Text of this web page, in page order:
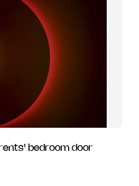
bedroom door